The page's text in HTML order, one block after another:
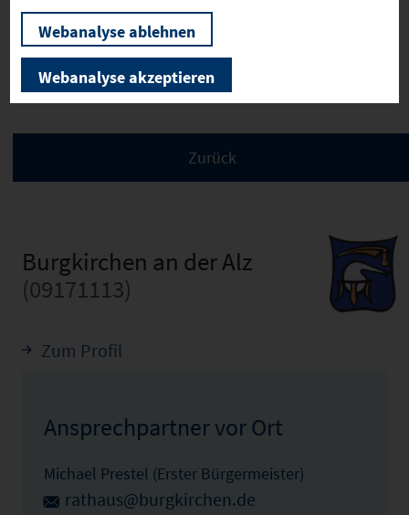
Infrastruktur
Burgkirchen an der Alz
(09171113)
Zum Profil
Ansprechpartner vor Ort
Michael Prestel (Erster Bürgermeister)
rathaus@burgkirchen.de
Webanalyse ablehnen
Webanalyse akzeptieren